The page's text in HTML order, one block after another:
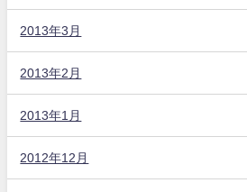
2013年3月
2013年2月
2013年1月
2012年12月